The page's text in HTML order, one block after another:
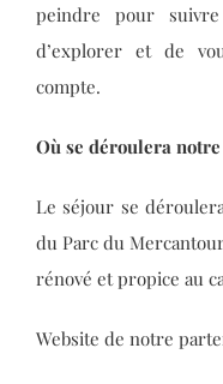
peindre pour
d’explorer et de
compte.
Où se déroulera
Le séjour se
du Parc du
rénové et propice au
Website de notre